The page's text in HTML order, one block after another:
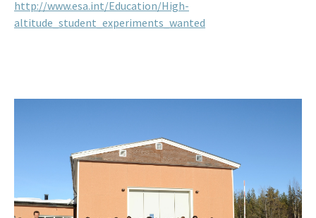
http://www.esa.int/Education/High-
altitude_student_experiments_wanted